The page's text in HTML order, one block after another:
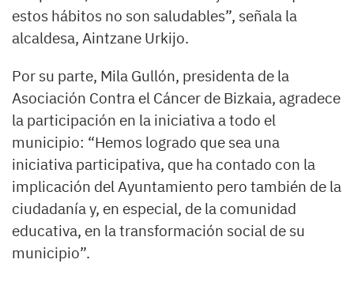
estos hábitos no son saludables”, señala la
alcaldesa, Aintzane Urkijo.
Por su parte, Mila Gullón, presidenta de la
Asociación Contra el Cáncer de Bizkaia, agradece
la participación en la iniciativa a todo el
municipio: “Hemos logrado que sea una
iniciativa participativa, que ha contado con la
implicación del Ayuntamiento pero también de la
ciudadanía y, en especial, de la comunidad
educativa, en la transformación social de su
municipio”.